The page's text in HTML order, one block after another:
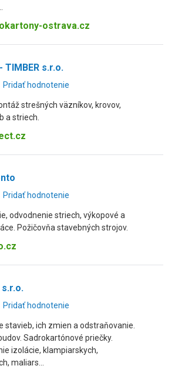
ostrava.cz
TIMBER s.r.o.
Pridať hodnotenie
strešných väzníkov, krovov,
a striech.
Pridať hodnotenie
odvodnenie striech, výkopové a
Požičovňa stavebných strojov.
s.r.o.
Pridať hodnotenie
stavieb, ich zmien a odstraňovanie.
Sadrokartónové priečky.
izolácie, klampiarskych,
maliars...